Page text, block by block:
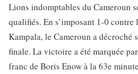
Lions indomptables du Cameroun
qualifiés. En s’imposant 1-0 contre
Kampala, le Cameroun a décroché
finale. La victoire a été marquée
franc de Boris Enow à la 63e